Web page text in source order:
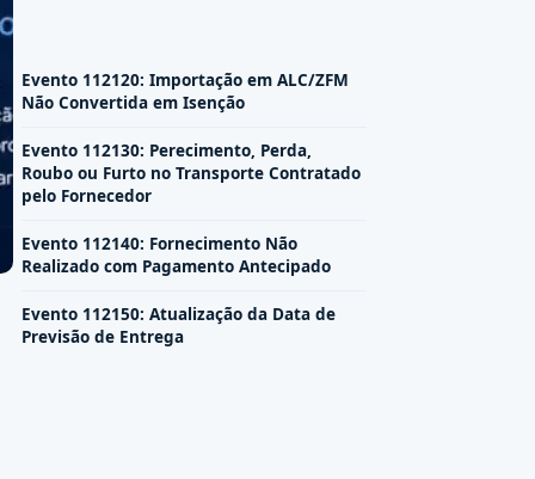
Evento 112120: Importação em ALC/ZFM
Não Convertida em Isenção
Evento 112130: Perecimento, Perda,
Roubo ou Furto no Transporte Contratado
pelo Fornecedor
Evento 112140: Fornecimento Não
Realizado com Pagamento Antecipado
Evento 112150: Atualização da Data de
Previsão de Entrega